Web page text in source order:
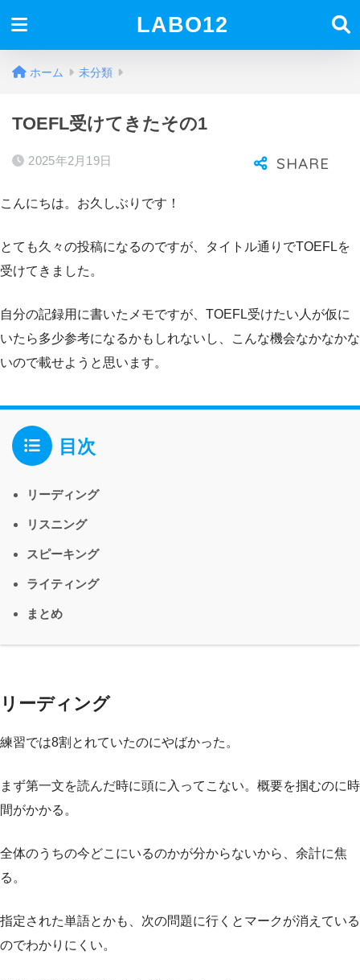
LABO12
ホーム 未分類
TOEFL受けてきたその1
2025年2月19日
こんにちは。お久しぶりです！
とても久々の投稿になるのですが、タイトル通りでTOEFLを
受けてきました。
自分の記録用に書いたメモですが、TOEFL受けたい人が仮に
いたら多少参考になるかもしれないし、こんな機会なかなかな
いので載せようと思います。
目次
リーディング
リスニング
スピーキング
ライティング
まとめ
リーディング
練習では8割とれていたのにやばかった。
まず第一文を読んだ時に頭に入ってこない。概要を掴むのに時
間がかかる。
全体のうちの今どこにいるのかが分からないから、余計に焦
る。
指定された単語とかも、次の問題に行くとマークが消えている
のでわかりにくい。